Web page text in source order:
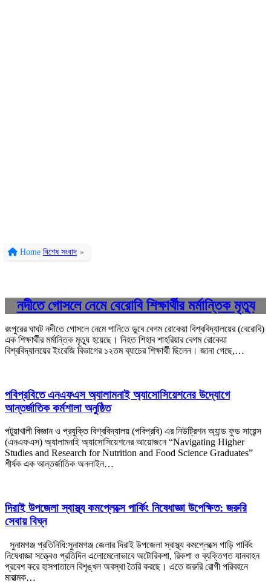
Home বিশেষ সংবাদ »
নদীতে গোসলে নেমে বেরোবি শিক্ষার্থীর মর্মান্তিক মৃত্যু
রংপুরের ঘাঘট নদীতে গোসলে নেমে পানিতে ডুবে বেগম রোকেয়া বিশ্ববিদ্যালয়ের (বেরোবি)
এক শিক্ষার্থীর মর্মান্তিক মৃত্যু হয়েছে। নিহত শিহাব শাহরিয়ার বেগম রোকেয়া
বিশ্ববিদ্যালয়ের ইংরেজি বিভাগের ১২তম ব্যাচের শিক্ষার্থী ছিলেন। জানা গেছে,…
পবিপ্রবিতে এনএফএস অ্যালামনাই অ্যাসোসিয়েশনের উদ্যোগে
আন্তর্জাতিক কর্মশালা অনুষ্ঠিত
পটুয়াখালী বিজ্ঞান ও প্রযুক্তি বিশ্ববিদ্যালয় (পবিপ্রবি) এর নিউট্রিশন অ্যান্ড ফুড সায়েন্স
(এনএফএস) অ্যালামনাই অ্যাসোসিয়েশনের আয়োজনে “Navigating Higher
Studies and Research for Nutrition and Food Science Graduates”
শীর্ষক এক আন্তর্জাতিক অনলাইন…
দিরাই উপজেলা স্বাস্থ্য কমপ্লেক্সে পার্কিং নিষেধাজ্ঞা উপেক্ষিত: জরুরি
সেবায় বিঘ্ন
সুনামগঞ্জ প্রতিনিধি:সুনামগঞ্জ জেলার দিরাই উপজেলা স্বাস্থ্য কমপ্লেক্সে গাড়ি পার্কিং
নিষেধাজ্ঞা সত্ত্বেও প্রতিদিন এলোমেলোভাবে অটোরিকশা, রিকশা ও ব্যক্তিগত যানবাহন
প্রবেশ করে হাসপাতালে বিশৃঙ্খল অবস্থা তৈরি করছে। এতে জরুরি রোগী পরিবহনে
মারাত্মক…